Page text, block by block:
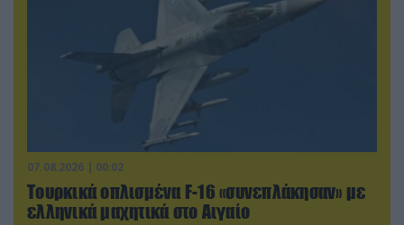
07.08.2026 | 00:02
Τουρκικά οπλισμένα F-16 «συνεπλάκησαν» με
ελληνικά μαχητικά στο Αιγαίο